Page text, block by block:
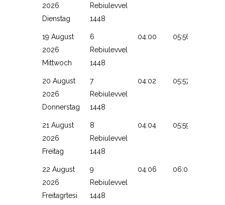
2026
Dienstag
Rebiulevvel
1448
19 August
2026
Mittwoch
6
Rebiulevvel
1448
04:00 05:56
20 August
2026
Donnerstag
7
Rebiulevvel
1448
04:02 05:57
21 August
2026
Freitag
8
Rebiulevvel
1448
04:04 05:59
22 August
2026
Freitagrtesi
9
Rebiulevvel
1448
04:06 06:00